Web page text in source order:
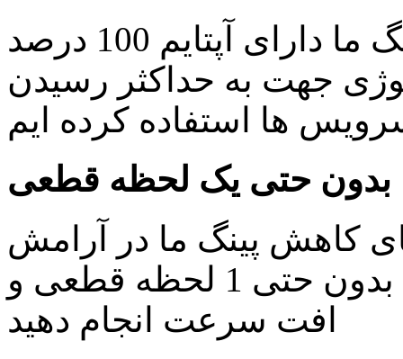
کلیه سرویس های کاهش پینگ ما دارای آپتایم 100 درصد
جهت به حداکثر رسیدن
ها استفاده کرده ایم
بدون حتی یک لحظه قطعی
کاهش پینگ ما در آرامش
خاطر کار های روزمره خود را بدون حتی 1 لحظه قطعی و
افت سرعت انجام دهید